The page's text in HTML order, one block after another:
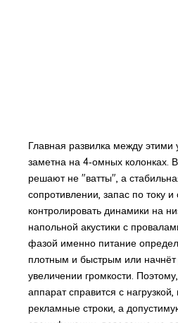
Главная развилка между этими
заметна на 4‑омных колонках.
решают не "ватты", а
сопротивлении, запас по току и
контролировать динамики на
напольной акустики с
фазой именно питание
плотным и быстрым или начнёт
увеличении громкости.
аппарат справится с
рекламные строки, а